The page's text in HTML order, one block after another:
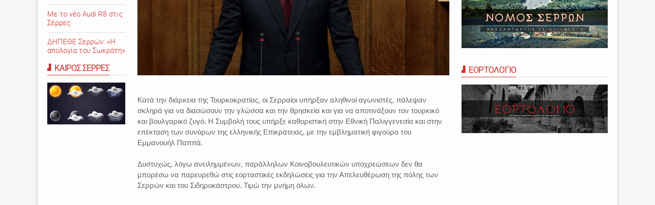
Κατά την διάρκεια της Τουρκοκρατίας, οι Σερραίοι υπήρξαν αληθινοί αγωνιστές, πάλεψαν
σκληρά για να διασώσουν την γλώσσα και την θρησκεία και για να αποτινάξουν τον τουρκικό
και βουλγαρικό ζυγό. Η Συμβολή τους υπήρξε καθοριστική στην Εθνική Παλιγγενεσία και στην
επέκταση των συνόρων της ελληνικής Επικράτειας, με την εμβληματική φιγούρα του
Εμμανουήλ Παππά.
Δυστυχώς, λόγω ανειλημμένων, παράλληλων Κοινοβουλευτικών υποχρεώσεων δεν θα
μπορέσω να παρευρεθώ στις εορταστικές εκδηλώσεις για την Απελευθέρωση της πόλης των
Σερρών και του Σιδηροκάστρου. Τιμώ την μνήμη όλων.
ΕΟΡΤΟΛΟΓΙΟ
Με το νέο Audi R8 στις
Σέρρες
ΔΗΠΕΘΕ Σερρών: «Η
απολογία του Σωκράτη»
ΚΑΙΡΟΣ ΣΕΡΡΕΣ